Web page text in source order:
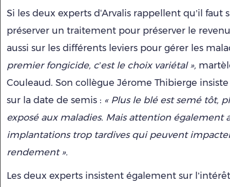
Si les deux experts d'Arvalis rappellent qu’il faut
préserver un traitement pour préserver le
aussi sur les différents leviers pour gérer les
premier fongicide, c’est le choix variétal »,
Couleaud. Son collègue Jérome Thibierge
sur la date de semis : « Plus le blé est semé tôt,
exposé aux maladies. Mais attention également
implantations trop tardives qui peuvent
rendement ».
Les deux experts insistent également sur